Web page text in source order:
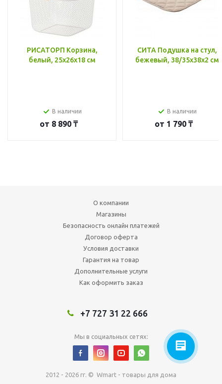
РИСАТОРП Корзина,
белый, 25x26x18 см
В наличии
от 8 890 ₸
СИТА Подушка на стул,
бежевый, 38/35x38x2 см
В наличии
от 1 790 ₸
О компании
Магазины
Безопасность онлайн платежей
Договор оферта
Условия доставки
Гарантия на товар
Дополнительные услуги
Как оформить заказ
+7 727 31 22 666
Мы в социальных сетях:
2012 - 2026 гг. © Wmart - товары для дома